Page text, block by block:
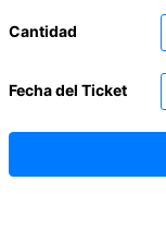
Cantidad
Fecha del Ticket